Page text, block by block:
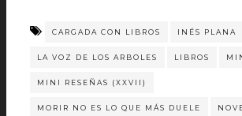
CARGADA CON LIBROS INÉS PLANA
LA VOZ DE LOS ARBOLES LIBROS
MINI RESEÑAS (XXVII)
MORIR NO ES LO QUE MÁS DUELE